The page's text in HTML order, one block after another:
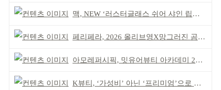
맥, NEW ‘러스터글래스 쉬어 샤인 립스틱’ 출시
페리페라, 2026 올리브영X망그러진 곰 콜라보
아모레퍼시픽, 밋유어뷰티 아카데미 2기 발대식
K뷰티, ‘가성비’ 아닌 ‘프리미엄’으로 승부걸어야